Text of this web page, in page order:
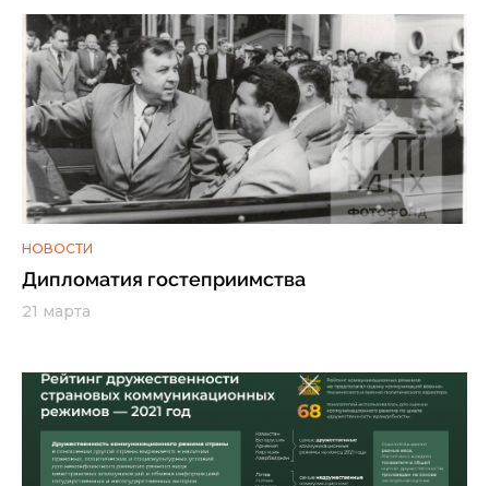
НОВОСТИ
Дипломатия гостеприимства
21 марта